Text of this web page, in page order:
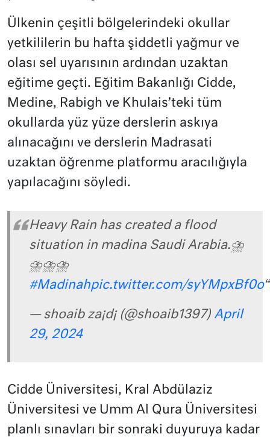
Ülkenin çeşitli bölgelerindeki okullar
yetkililerin bu hafta şiddetli yağmur ve
olası sel uyarısının ardından uzaktan
eğitime geçti. Eğitim Bakanlığı Cidde,
Medine, Rabigh ve Khulais’teki tüm
okullarda yüz yüze derslerin askıya
alınacağını ve derslerin Madrasati
uzaktan öğrenme platformu aracılığıyla
yapılacağını söyledi.
Heavy Rain has created a flood
situation in madina Saudi Arabia.⛈️
⛈️⛈️⛈️
#Madinahpic.twitter.com/syYMpxBf0o
— shoaib za¡d¡ (@shoaib1397) April
29, 2024
Cidde Üniversitesi, Kral Abdülaziz
Üniversitesi ve Umm Al Qura Üniversitesi
planlı sınavları bir sonraki duyuruya kadar